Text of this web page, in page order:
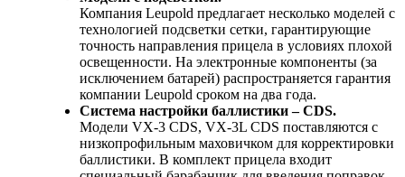
Компания Leupold предлагает несколько моделей с
технологией подсветки сетки, гарантирующие
точность направления прицела в условиях плохой
освещенности. На электронные компоненты (за
исключением батарей) распространяется гарантия
компании Leupold сроком на два года.
Система настройки баллистики – CDS.
Модели VX-3 CDS, VX-3L CDS поставляются с
низкопрофильным маховичком для корректировки
баллистики. В комплект прицела входит